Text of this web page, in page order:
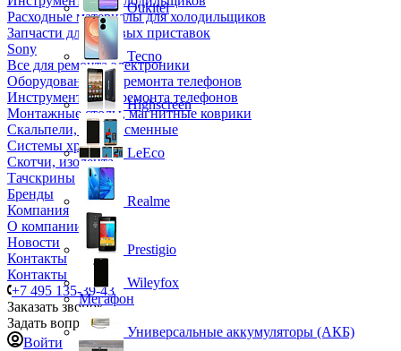
Расходные материалы для холодильщиков
Запчасти для игровых приставок
Sony
Все для ремонта электроники
Оборудование для ремонта телефонов
Инструменты для ремонта телефонов
Монтажные столы, магнитные коврики
Скальпели, лезвия сменные
Системы хранения
Скотчи, изолента
Тачскрины
Бренды
Компания
О компании
Новости
Контакты
Контакты
+7 495 135-39-43
Заказать звонок
Задать вопрос
Войти
Oukitel
Tecno
Highscreen
LeEco
Realme
Prestigio
Wileyfox
Мегафон
Универсальные аккумуляторы (АКБ)